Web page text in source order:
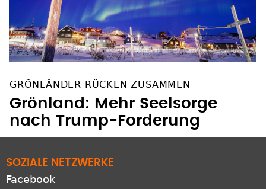
GRÖNLÄNDER RÜCKEN ZUSAMMEN
Grönland: Mehr Seelsorge
nach Trump-Forderung
SOZIALE NETZWERKE
Facebook